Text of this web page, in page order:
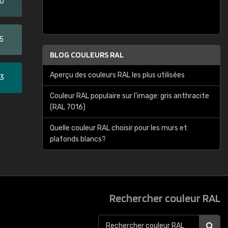
BLOG COULEURS RAL
Aperçu des couleurs RAL les plus utilisées
Couleur RAL populaire sur l'image: gris anthracite
(RAL 7016)
Quelle couleur RAL choisir pour les murs et
plafonds blancs?
Rechercher couleur RAL